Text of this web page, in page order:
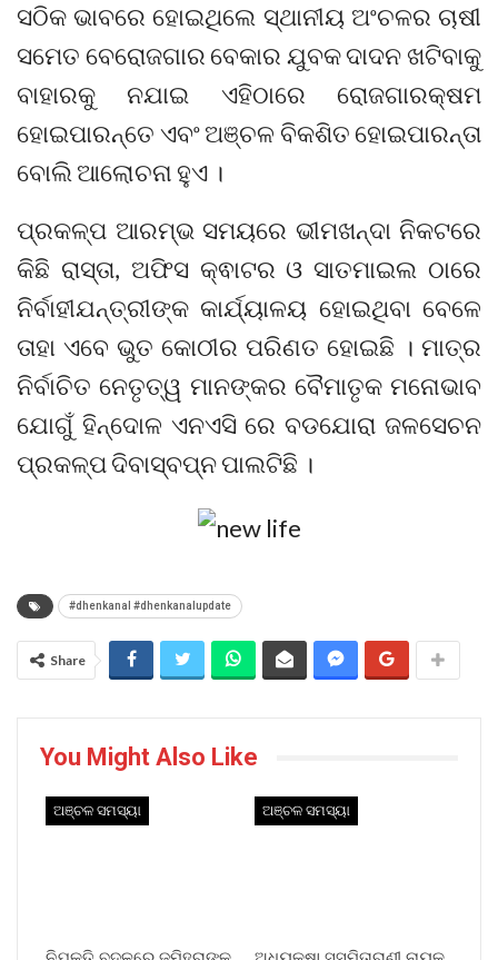
ସଠିକ ଭାବରେ ହୋଇଥିଲେ ସ୍ଥାନୀୟ ଅଂଚଳର ଚାଷୀ
ସମେତ ବେରୋଜଗାର ବେକାର ଯୁବକ ଦାଦନ ଖଟିବାକୁ
ବାହାରକୁ ନଯାଇ ଏହିଠାରେ ରୋଜଗାରକ୍ଷମ
ହୋଇପାରନ୍ତେ ଏବଂ ଅଞ୍ଚଳ ବିକଶିତ ହୋଇପାରନ୍ତା
ବୋଲି ଆଲୋଚନା ହୁଏ ।
ପ୍ରକଳ୍ପ ଆରମ୍ଭ ସମୟରେ ଭୀମଖନ୍ଦା ନିକଟରେ
କିଛି ରାସ୍ତା, ଅଫିସ କ୍ଵାଟର ଓ ସାତମାଇଲ ଠାରେ
ନିର୍ବାହୀଯନ୍ତ୍ରୀଙ୍କ କାର୍ଯ୍ୟାଳୟ ହୋଇଥିବା ବେଳେ
ତାହା ଏବେ ଭୁତ କୋଠୀର ପରିଣତ ହୋଇଛି । ମାତ୍ର
ନିର୍ବାଚିତ ନେତୃତ୍ୱ ମାନଙ୍କର ବୈମାତୃକ ମନୋଭାବ
ଯୋଗୁଁ ହିନ୍ଦୋଳ ଏନଏସି ରେ ବଡଯୋରା ଜଳସେଚନ
ପ୍ରକଳ୍ପ ଦିବାସ୍ବପ୍ନ ପାଲଟିଛି ।
#dhenkanal #dhenkanalupdate
Share
You Might Also Like
ଅଞ୍ଚଳ ସମସ୍ୟା ଅଞ୍ଚଳ ସମସ୍ୟା